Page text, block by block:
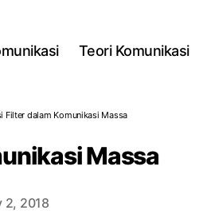
Teori Komunikasi
Filter dalam Komunikasi Massa
Massa
2, 2018